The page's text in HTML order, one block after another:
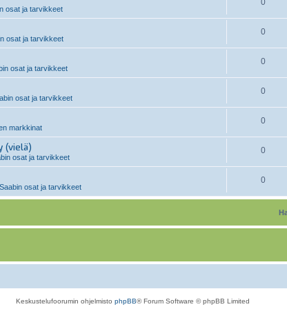
osat ja tarvikkeet
0
osat ja tarvikkeet
0
osat ja tarvikkeet
0
osat ja tarvikkeet
0
markkinat
0
(vielä)
osat ja tarvikkeet
0
osat ja tarvikkeet
0
Keskustelufoorumin ohjelmisto phpBB® Forum Software © phpBB Limited